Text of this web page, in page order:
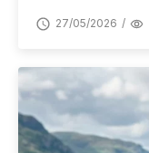
27/05/2026